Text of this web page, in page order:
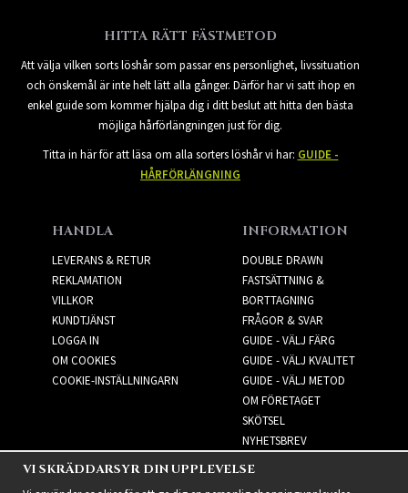
HITTA RÄTT FÄSTMETOD
Att välja vilken sorts löshår som passar ens personlighet, livssituation
och önskemål är inte helt lätt alla gånger. Därför har vi satt ihop en
enkel guide som kommer hjälpa dig i ditt beslut att hitta den bästa
möjliga hårförlängningen just för dig.
Titta in här för att läsa om alla sorters löshår vi har: GUIDE -
HÅRFÖRLÄNGNING
HANDLA
LEVERANS & RETUR
REKLAMATION
VILLKOR
KUNDTJÄNST
LOGGA IN
OM COOKIES
COOKIE-INSTÄLLNINGARN
INFORMATION
DOUBLE DRAWN
FASTSÄTTNING &
BORTTAGNING
FRÅGOR & SVAR
GUIDE - VÄLJ FÄRG
GUIDE - VÄLJ KVALITET
GUIDE - VÄLJ METOD
OM FÖRETAGET
SKÖTSEL
NYHETSBREV
NYHETSBREV
VI SKRÄDDARSYR DIN UPPLEVELSE